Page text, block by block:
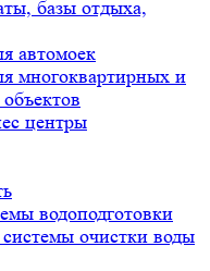
базы отдыха,
автомоек
многоквартирных и
центры
водоподготовки
очистки воды